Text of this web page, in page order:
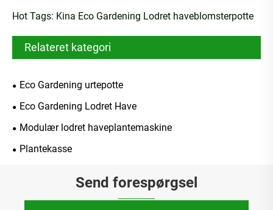
Hot Tags: Kina Eco Gardening Lodret haveblomsterpotte
Relateret kategori
Eco Gardening urtepotte
Eco Gardening Lodret Have
Modulær lodret haveplantemaskine
Plantekasse
Send forespørgsel